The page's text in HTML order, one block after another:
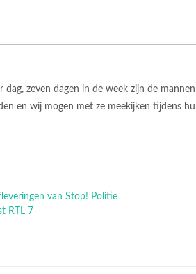
dag, zeven dagen in de week zijn de
en wij mogen met ze meekijken tijdens
van Stop! Politie
RTL 7